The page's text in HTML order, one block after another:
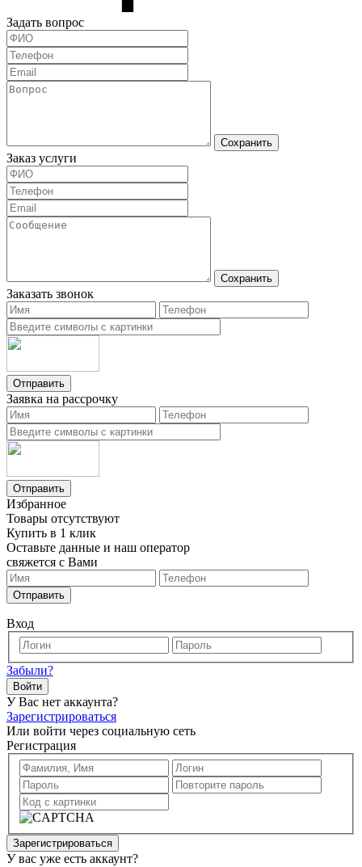
Задать вопрос
Сохранить
Заказ услуги
Сохранить
Заказать звонок
Отправить
Заявка на рассрочку
Отправить
Избранное
Товары отсутствуют
Купить в 1 клик
Оставьте данные и наш оператор
свяжется с Вами
Отправить
Вход
Забыли?
Войти
У Вас нет аккаунта?
Зарегистрироваться
Или войти через социальную сеть
Регистрация
Зарегистрироваться
У вас уже есть аккаунт?